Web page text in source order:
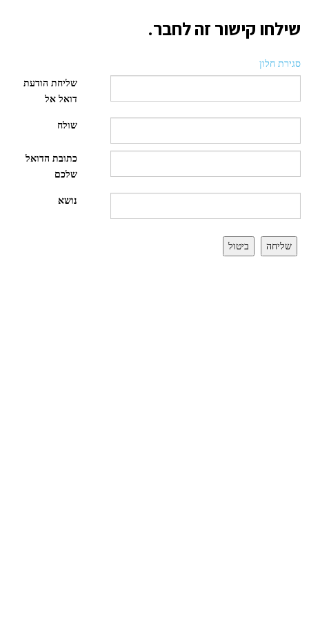
שילחו קישור זה לחבר.
סגירת חלון
שליחת הודעת
דואל אל
שולח
כתובת הדואל
שלכם
נושא
שליחה ביטול